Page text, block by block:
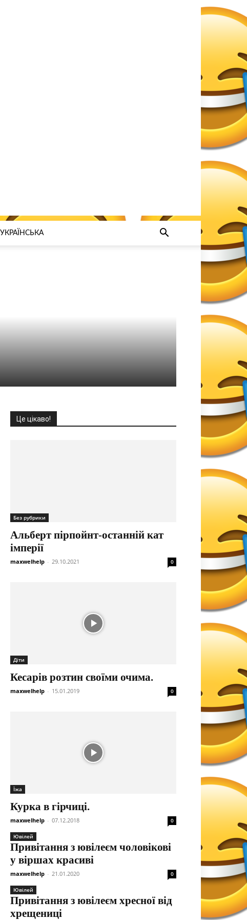
УКРАЇНСЬКА
Це цікаво!
Без рубрики
Альберт пірпойнт-останній кат
імперії
maxwelhelp - 29.10.2021 0
Діти
Кесарів розтин своїми очима.
maxwelhelp - 15.01.2019 0
Їжа
Курка в гірчиці.
maxwelhelp - 07.12.2018 0
Ювілей
Привітання з ювілеєм чоловікові
у віршах красиві
maxwelhelp - 21.01.2020 0
Ювілей
Привітання з ювілеєм хресної від
хрещениці